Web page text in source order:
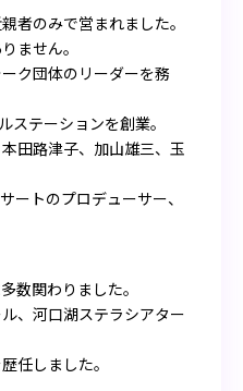
者のみで営まれました。
ません。
ク団体のリーダーを務
ステーションを創業。
田路津子、加山雄三、玉
ートのプロデューサー、
数関わりました。
、河口湖ステラシアター
任しました。